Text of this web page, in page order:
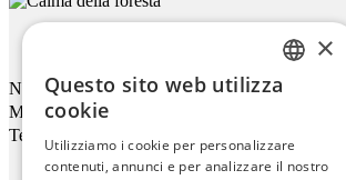
Calma Della Foresta
Nome
Mail
Telefono
GERMAN
×
Questo sito web utilizza
cookie
Utilizziamo i cookie per personalizzare
contenuti, annunci e per analizzare il nostro